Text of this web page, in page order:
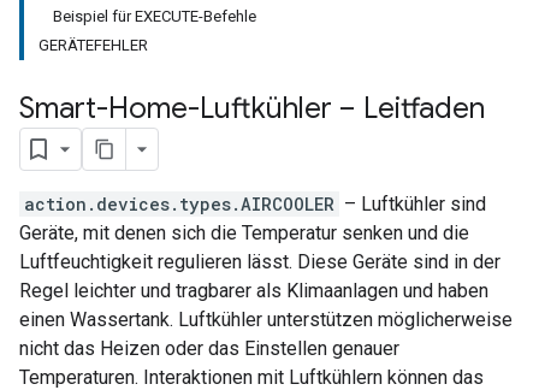
Beispiel für EXECUTE-Befehle
GERÄTEFEHLER
Smart-Home-Luftkühler – Leitfaden
action.devices.types.AIRCOOLER – Luftkühler sind
Geräte, mit denen sich die Temperatur senken und die
Luftfeuchtigkeit regulieren lässt. Diese Geräte sind in der
Regel leichter und tragbarer als Klimaanlagen und haben
einen Wassertank. Luftkühler unterstützen möglicherweise
nicht das Heizen oder das Einstellen genauer
Temperaturen. Interaktionen mit Luftkühlern können das